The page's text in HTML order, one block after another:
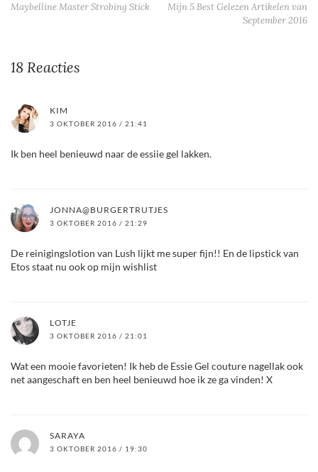
Maybelline Master Strobing Stick
Mijn 5 Best Gelezen Artikelen van
September 2016
18 Reacties
KIM
3 OKTOBER 2016 / 21:41
Ik ben heel benieuwd naar de essiie gel lakken.
JONNA@BURGERTRUTJES
3 OKTOBER 2016 / 21:29
De reinigingslotion van Lush lijkt me super fijn!! En de lipstick van
Etos staat nu ook op mijn wishlist
LOTJE
3 OKTOBER 2016 / 21:01
Wat een mooie favorieten! Ik heb de Essie Gel couture nagellak ook
net aangeschaft en ben heel benieuwd hoe ik ze ga vinden! X
SARAYA
3 OKTOBER 2016 / 19:30